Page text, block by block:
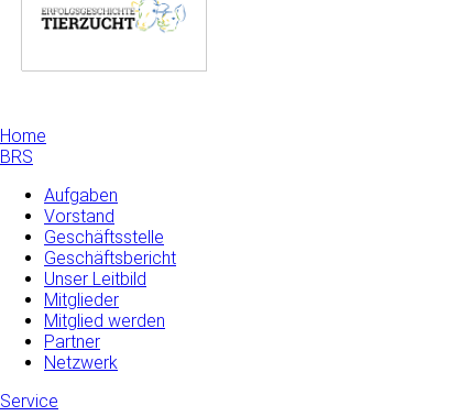
Home
BRS
Aufgaben
Vorstand
Geschäftsstelle
Geschäftsbericht
Unser Leitbild
Mitglieder
Mitglied werden
Partner
Netzwerk
Service